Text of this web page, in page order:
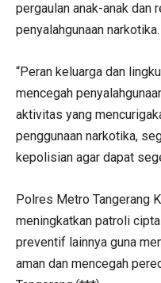
pergaulan anak-anak dan
penyalahgunaan narkotika.
“Peran keluarga dan
mencegah
aktivitas yang
penggunaan narkotika,
kepolisian agar dapat
Polres Metro Tangerang
meningkatkan patroli
preventif lainnya guna
aman dan mencegah